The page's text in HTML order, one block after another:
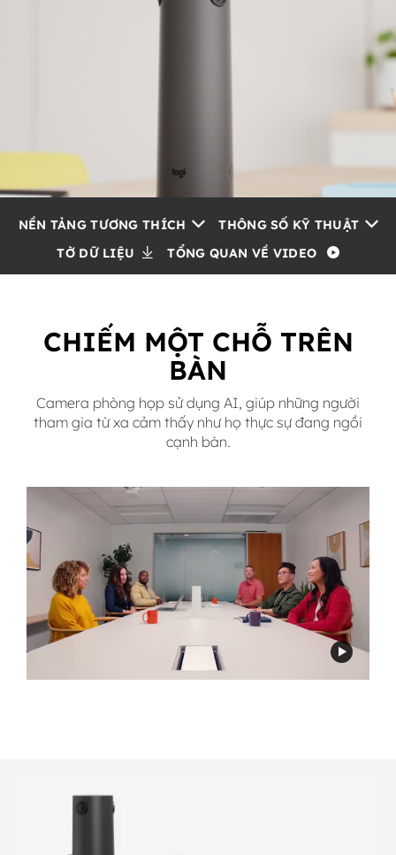
NỀN TẢNG TƯƠNG THÍCH
THÔNG SỐ KỸ THUẬT
TỜ DỮ LIỆU
TỔNG QUAN VỀ VIDEO
CHIẾM MỘT CHỖ TRÊN
BÀN
Camera phòng họp sử dụng AI, giúp những người
tham gia từ xa cảm thấy như họ thực sự đang ngồi
cạnh bàn.